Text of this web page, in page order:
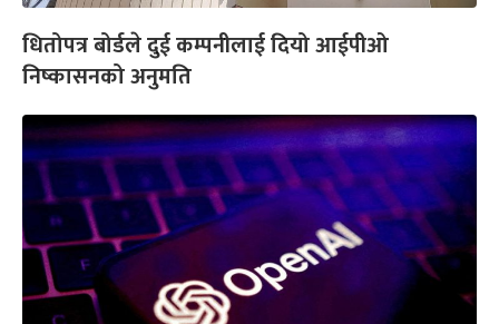
धितोपत्र बोर्डले दुई कम्पनीलाई दियो आईपीओ
निष्कासनको अनुमति